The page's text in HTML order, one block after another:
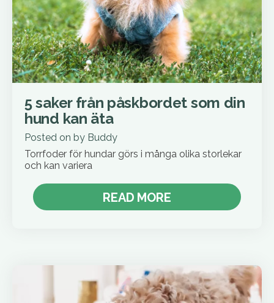
5 saker från påskbordet som din
hund kan äta
Posted on by Buddy
Torrfoder för hundar görs i många olika storlekar
och kan variera
READ MORE